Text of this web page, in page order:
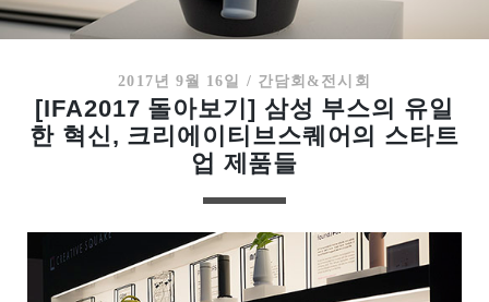
2017년 9월 16일 / 간담회&전시회
[IFA2017 돌아보기] 삼성 부스의 유일
한 혁신, 크리에이티브스퀘어의 스타트
업 제품들